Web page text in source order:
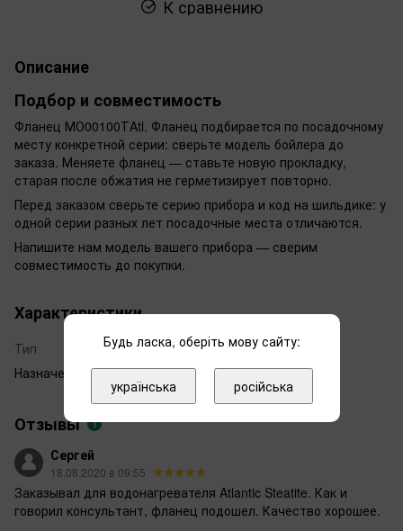
К сравнению
Описание
Подбор и совместимость
Фланец МО00100ТAtl. Фланец подбирается по посадочному
месту конкретной серии: сверьте модель бойлера до
заказа. Меняете фланец — ставьте новую прокладку,
старая после обжатия не герметизирует повторно.
Перед заказом сверьте серию прибора и код на шильдике: у
одной серии разных лет посадочные места отличаются.
Напишите нам модель вашего прибора — сверим
совместимость до покупки.
Характеристики
Тип
Фланец
Назначение
Фланец
Отзывы 1
Сергей
18.08.2020 в 09:55
Заказывал для водонагревателя Atlantic Steatite. Как и
говорил консультант, фланец подошел. Качество хорошее.
Будь ласка, оберіть мову сайту:
українська російська